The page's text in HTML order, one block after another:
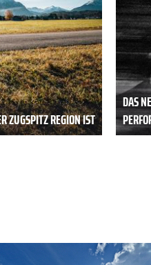
ZUGSPITZ REGION IST
DAS